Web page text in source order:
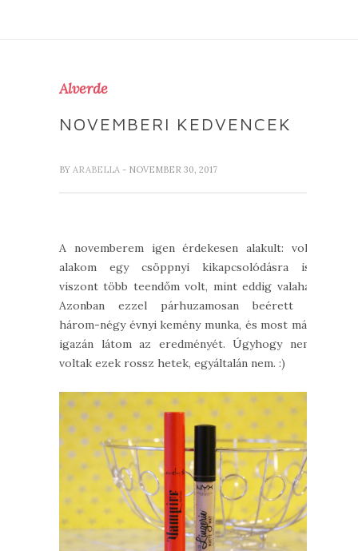
Alverde
NOVEMBERI KEDVENCEK
BY ARABELLA - NOVEMBER 30, 2017
A novemberem igen érdekesen alakult: volt
alakom egy csöppnyi kikapcsolódásra is,
viszont több teendőm volt, mint eddig valaha.
Azonban ezzel párhuzamosan beérett a
három-négy évnyi kemény munka, és most már
igazán látom az eredményét. Úgyhogy nem
voltak ezek rossz hetek, egyáltalán nem. :)